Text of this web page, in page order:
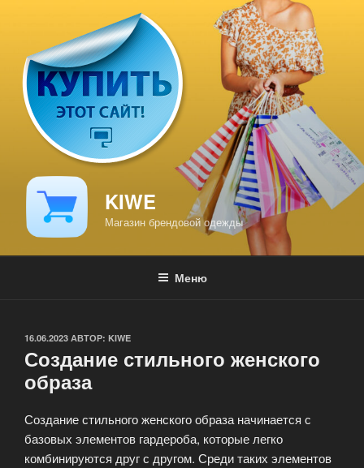
содержимому
KIWE
Магазин брендовой одежды
Меню
ОПУБЛИКОВАНО
16.06.2023 АВТОР: KIWE
Создание стильного женского
образа
Создание стильного женского образа начинается с
базовых элементов гардероба, которые легко
комбинируются друг с другом. Среди таких элементов